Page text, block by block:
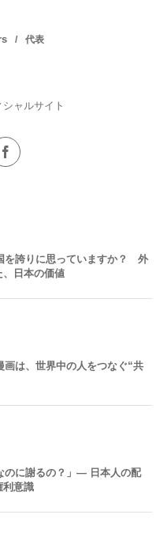
代表
ャルサイト
を誇りに思っていますか？ 外
、日本の価値
画は、世界中の人をつなぐ“共
のに謝るの？」― 日本人の配
利意識​